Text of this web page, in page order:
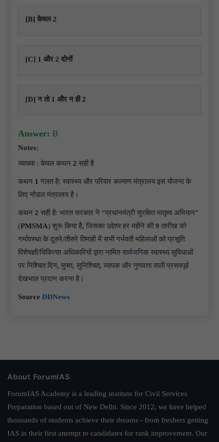
[B] केवल 2
[C] 1 और 2 दोनों
[D] न तो 1 और न ही 2
Answer: B
Notes:
व्याख्या : केवल कथन 2 सही है
कथन 1 गलत है: स्वास्थ्य और परिवार कल्याण मंत्रालय इस योजना के
लिए नोडल मंत्रालय है।
कथन 2सही है: भारत सरकार ने “प्रधानमंत्री सुरक्षित मातृत्व अभियान”
(PMSMA) शुरू किया है,जिसका उद्देश्य हर महीने की9तारीख को
गर्भावस्था के दूसरे/तीसरे तिमाही में सभी गर्भवती महिलाओं को प्रसूति
विशेषज्ञों/चिकित्सा अधिकारियों द्वारा नामित सार्वजनिक स्वास्थ्य सुविधाओं
पर निश्चित दिन,मुफ्त,सुनिश्चित,व्यापक और गुणवत्ता वाली प्रसवपूर्व
देखभाल प्रदान करना है।
SourceDDNews
About ForumIAS
ForumIAS Academy is a leading institute for Civil Services
Preparation based out of New Delhi. Since 2012, we have helped
thousands of students achieve their dreams - from freshers getting
IAS in their first attempt to candidates for rank improvement. Our